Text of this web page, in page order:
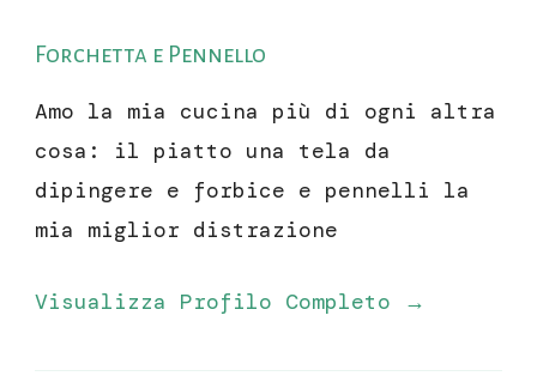
Forchetta e Pennello
Amo la mia cucina più di ogni altra
cosa: il piatto una tela da
dipingere e forbice e pennelli la
mia miglior distrazione
Visualizza Profilo Completo →